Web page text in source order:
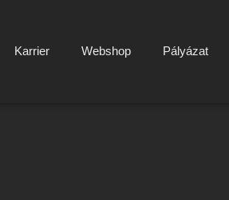
Karrier Webshop Pályázat